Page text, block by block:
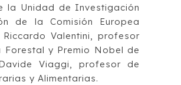
la Unidad de Investigación
de la Comisión Europea
Riccardo Valentini, profesor
Forestal y Premio Nobel de
Viaggi, profesor de
y Alimentarias.